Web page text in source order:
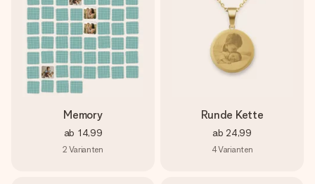
Memory
ab 14,99
2 Varianten
Runde Kette
ab 24,99
4Varianten